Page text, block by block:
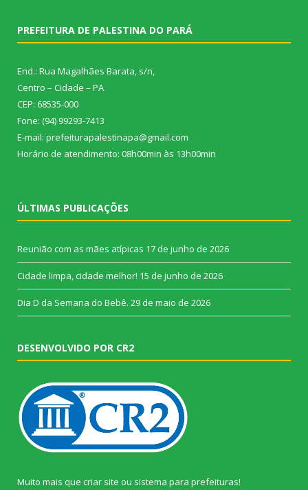
PREFEITURA DE PALESTINA DO PARÁ
End.: Rua Magalhães Barata, s/n,
Centro – Cidade – PA
CEP: 68535-000
Fone: (94) 99293-7413
E-mail: prefeiturapalestinapa@gmail.com
Horário de atendimento: 08h00min às 13h00min
ÚLTIMAS PUBLICAÇÕES
Reunião com as mães atípicas 17 de junho de 2026
Cidade limpa, cidade melhor! 15 de junho de 2026
Dia D da Semana do Bebê. 29 de maio de 2026
DESENVOLVIDO POR CR2
Muito mais que criar site ou sistema para prefeituras!